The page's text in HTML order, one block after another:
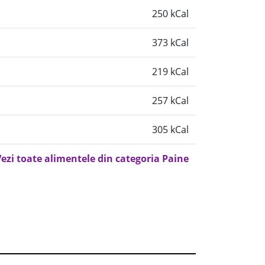
250 kCal
373 kCal
219 kCal
257 kCal
305 kCal
toate alimentele din categoria Paine